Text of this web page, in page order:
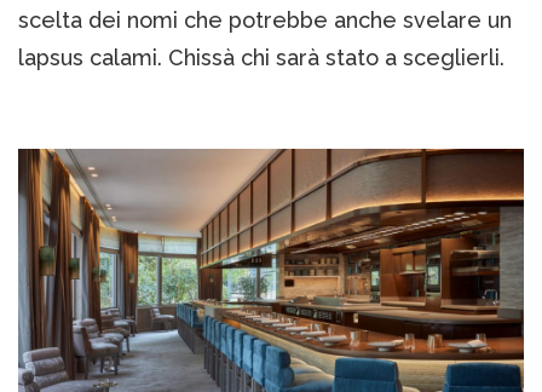
scelta dei nomi che potrebbe anche svelare un
lapsus calami. Chissà chi sarà stato a sceglierli.